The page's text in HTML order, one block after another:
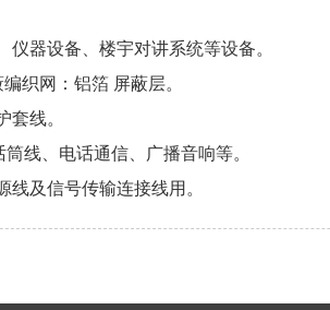
器设备、楼宇对讲系统等设备。
织网：铝箔 屏蔽层。
线。
线、电话通信、广播音响等。
及信号传输连接线用。